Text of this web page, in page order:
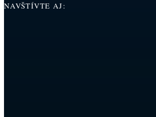
NAVŠTÍVTE AJ: